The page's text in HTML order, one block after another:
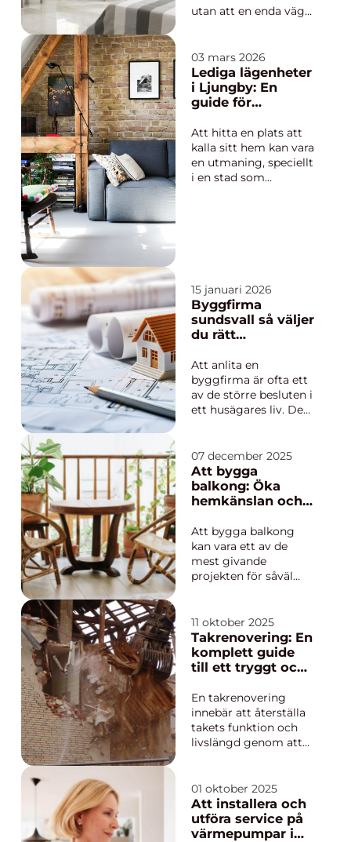
utan att en enda vägg
måleri påverkar hur
stora rummen
upplevs, hur ljuset
faller och hur vi trivs i
blir målningen mer än
bara en kosmetisk
för...
03 mars 2026
Lediga lägenheter
i Ljungby: En
guide för
Att hitta en plats att
kalla sitt hem kan vara
en utmaning, speciellt
i en stad som
insikter i lokala
områden o...
15 januari 2026
Byggfirma
sundsvall så väljer
du rätt
ett tryggt bygge
Att anlita en
byggfirma är ofta ett
av de större besluten i
ett husägares liv. Det
om trygghet, kvalitet
och hur vardagen
kommer fungera
under många år
söker en byggfirma
sundsvall finns ...
07 december 2025
Att bygga
balkong: Öka
hemkänslan och
Att bygga balkong
kan vara ett av de
mest givande
projekten för såväl
privatpersoner.
Utöver att skapa ett
extra utrymme där du
kan njuta av
vyerna, kan en...
11 oktober 2025
Takrenovering: En
komplett guide
till ett tryggt och
En takrenovering
innebär att återställa
takets funktion och
livslängd genom att
förbättra underlag,
ventilation och
isolering. Åtgärden
skyddar fastigheten...
01 oktober 2025
Att installera och
utföra service på
värmepumpar i